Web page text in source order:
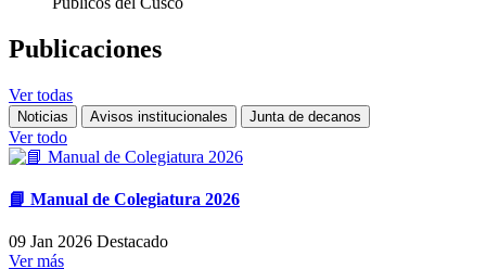
Publicaciones
Ver todas
Noticias Avisos institucionales Junta de decanos
Ver todo
📘 Manual de Colegiatura 2026
09 Jan 2026 Destacado
Ver más